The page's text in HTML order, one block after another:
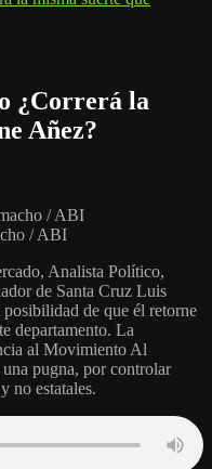
¿Correrá la
Añez?
/ ABI
Analista Político,
de Santa Cruz Luis
de que él retorne
departamento. La
al Movimiento Al
pugna, por controlar
no estatales.